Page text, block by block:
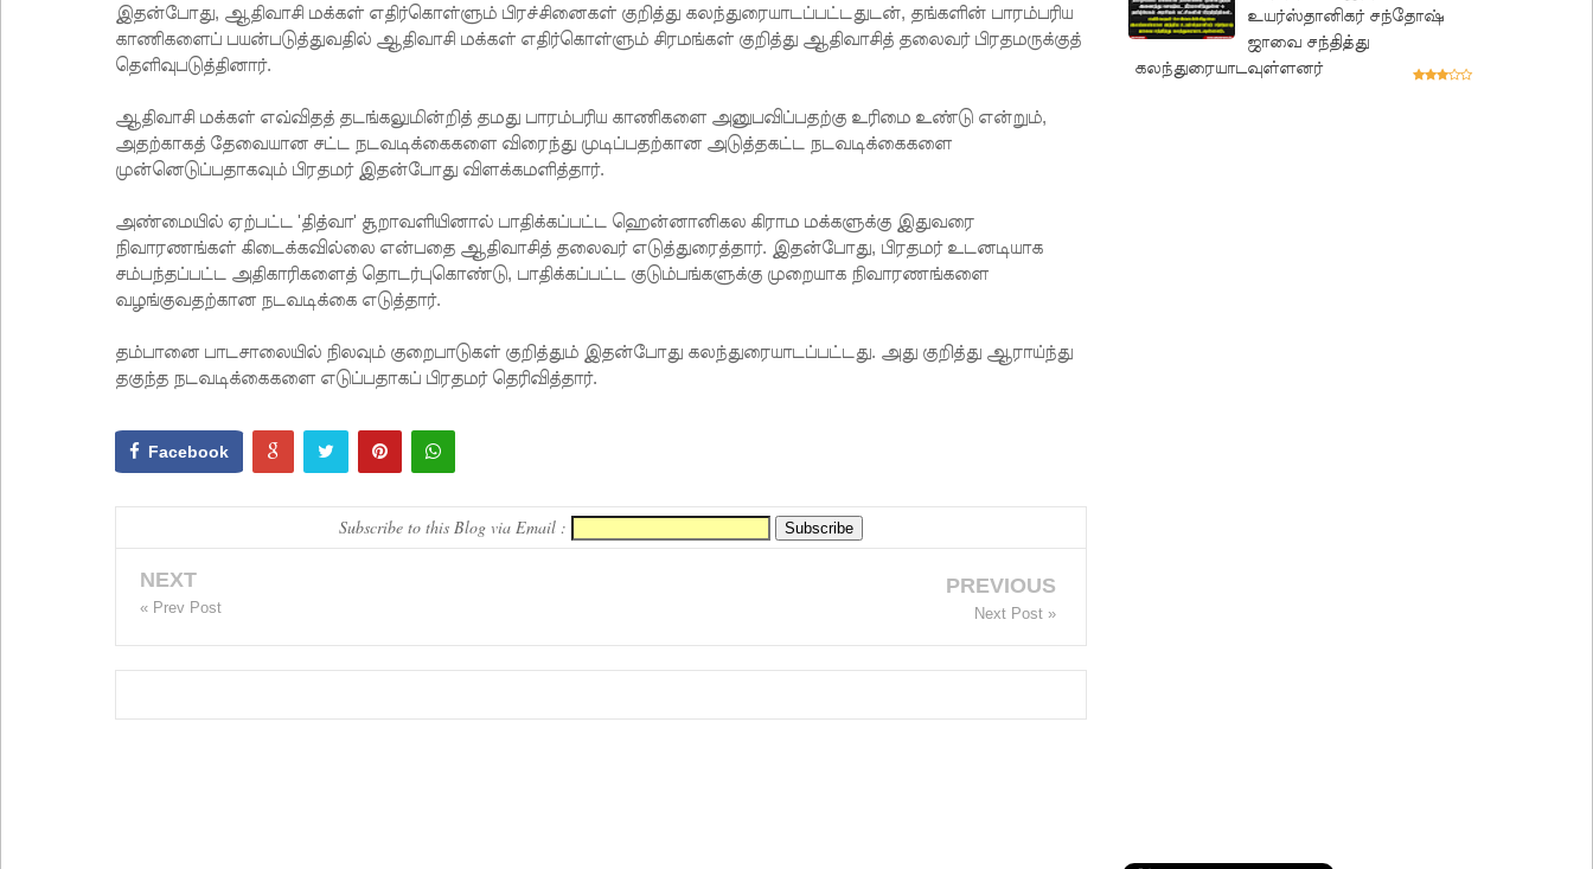
இதன்போது, ஆதிவாசி மக்கள் எதிர்கொள்ளும் பிரச்சினைகள் குறித்து கலந்துரையாடப்பட்டதுடன், தங்களின் பாரம்பரிய
காணிகளைப் பயன்படுத்துவதில் ஆதிவாசி மக்கள் எதிர்கொள்ளும் சிரமங்கள் குறித்து ஆதிவாசித் தலைவர் பிரதமருக்குத்
தெளிவுபடுத்தினார்.
ஆதிவாசி மக்கள் எவ்விதத் தடங்கலுமின்றித் தமது பாரம்பரிய காணிகளை அனுபவிப்பதற்கு உரிமை உண்டு என்றும்,
அதற்காகத் தேவையான சட்ட நடவடிக்கைகளை விரைந்து முடிப்பதற்கான அடுத்தகட்ட நடவடிக்கைகளை
முன்னெடுப்பதாகவும் பிரதமர் இதன்போது விளக்கமளித்தார்.
அண்மையில் ஏற்பட்ட 'தித்வா' சூறாவளியினால் பாதிக்கப்பட்ட ஹென்னானிகல கிராம மக்களுக்கு இதுவரை
நிவாரணங்கள் கிடைக்கவில்லை என்பதை ஆதிவாசித் தலைவர் எடுத்துரைத்தார். இதன்போது, பிரதமர் உடனடியாக
சம்பந்தப்பட்ட அதிகாரிகளைத் தொடர்புகொண்டு, பாதிக்கப்பட்ட குடும்பங்களுக்கு முறையாக நிவாரணங்களை
வழங்குவதற்கான நடவடிக்கை எடுத்தார்.
தம்பானை பாடசாலையில் நிலவும் குறைபாடுகள் குறித்தும் இதன்போது கலந்துரையாடப்பட்டது. அது குறித்து ஆராய்ந்து
தகுந்த நடவடிக்கைகளை எடுப்பதாகப் பிரதமர் தெரிவித்தார்.
Facebook
Subscribe to this Blog via Email :
NEXT
« Prev Post
PREVIOUS
Next Post »
உயர்ஸ்தானிகர் சந்தோஷ்
ஜாவை சந்தித்து
கலந்துரையாடவுள்ளனர்